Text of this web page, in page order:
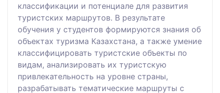
классификации и потенциале для развития
туристских маршрутов. В результате
обучения у студентов формируются знания об
объектах туризма Казахстана, а также умение
классифицировать туристские объекты по
видам, анализировать их туристскую
привлекательность на уровне страны,
разрабатывать тематические маршруты с